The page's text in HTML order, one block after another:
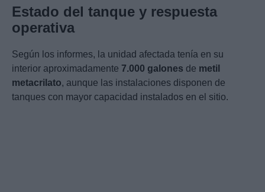
Estado del tanque y respuesta
operativa
Según los informes, la unidad afectada tenía en su
interior aproximadamente 7.000 galones de metil
metacrilato, aunque las instalaciones disponen de
tanques con mayor capacidad instalados en el sitio.